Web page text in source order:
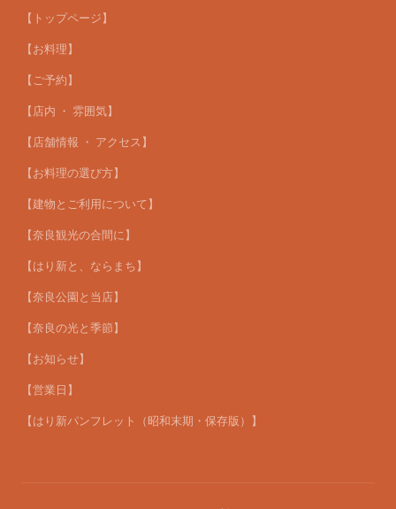
【トップページ】
【お料理】
【ご予約】
【店内 ・ 雰囲気】
【店舗情報 ・ アクセス】
【お料理の選び方】
【建物とご利用について】
【奈良観光の合間に】
【はり新と、ならまち】
【奈良公園と当店】
【奈良の光と季節】
【お知らせ】
【営業日】
【はり新パンフレット（昭和末期・保存版）】